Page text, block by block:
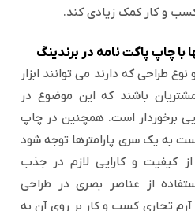
و کار کمک زیادی کند.
چاپ پاکت نامه در برندینگ
طراحی که دارند می توانند ابزار
باشند که این موضوع در
برخوردار است. همچنین در چاپ
به یک سری پارامترها توجه شود
کیفیت و کارایی لازم در جذب
از عناصر بصری در طراحی
آرم تجاری کسب و کار بر روی آن به